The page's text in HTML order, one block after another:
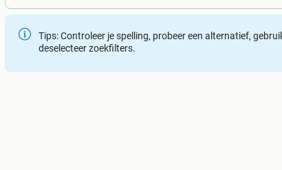
Tips: Controleer je spelling, probeer een alternatief,
deselecteer zoekfilters.